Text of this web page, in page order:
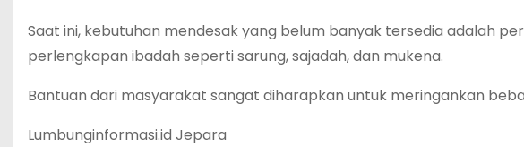
Saat ini, kebutuhan mendesak yang belum banyak tersedia adalah
perlengkapan ibadah seperti sarung, sajadah, dan mukena.
Bantuan dari masyarakat sangat diharapkan untuk meringankan
Lumbunginformasi.id Jepara